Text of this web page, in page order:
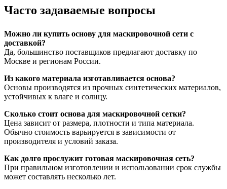
Часто задаваемые вопросы
Можно ли купить основу для маскировочной сети с
доставкой?
Да, большинство поставщиков предлагают доставку по
Москве и регионам России.
Из какого материала изготавливается основа?
Основы производятся из прочных синтетических материалов,
устойчивых к влаге и солнцу.
Сколько стоит основа для маскировочной сетки?
Цена зависит от размера, плотности и типа материала.
Обычно стоимость варьируется в зависимости от
производителя и условий заказа.
Как долго прослужит готовая маскировочная сеть?
При правильном изготовлении и использовании срок службы
может составлять несколько лет.